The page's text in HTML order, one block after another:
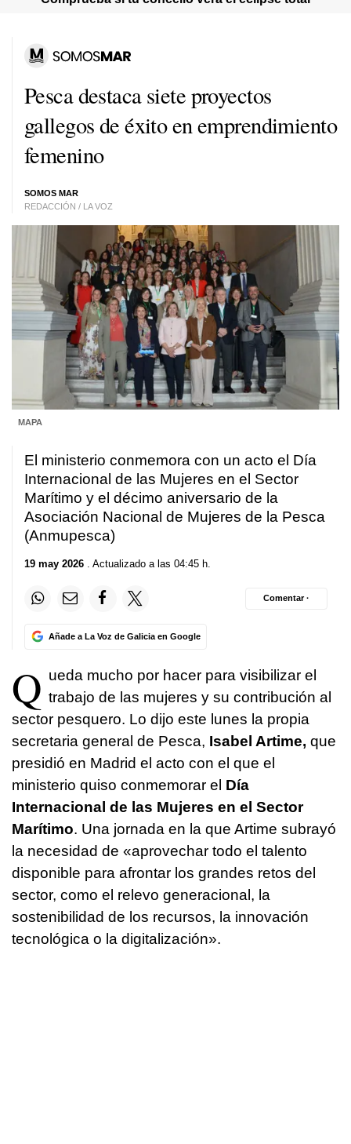
Pesca destaca siete proyectos
gallegos de éxito en emprendimiento
femenino
SOMOS MAR
REDACCIÓN / LA VOZ
MAPA
El ministerio conmemora con un acto el Día
Internacional de las Mujeres en el Sector
Marítimo y el décimo aniversario de la
Asociación Nacional de Mujeres de la Pesca
(Anmupesca)
19 may 2026 . Actualizado a las 04:45 h.
Añade a La Voz de Galicia en Google
Comentar ·
Q ueda mucho por hacer para visibilizar el
trabajo de las mujeres y su contribución al
sector pesquero. Lo dijo este lunes la propia
secretaria general de Pesca, Isabel Artime, que
presidió en Madrid el acto con el que el
ministerio quiso conmemorar el Día
Internacional de las Mujeres en el Sector
Marítimo. Una jornada en la que Artime subrayó
la necesidad de «aprovechar todo el talento
disponible para afrontar los grandes retos del
sector, como el relevo generacional, la
sostenibilidad de los recursos, la innovación
tecnológica o la digitalización».